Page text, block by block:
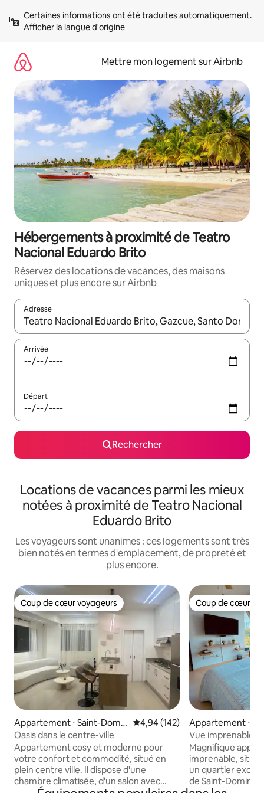
directement
Afficher la langue d'origine
Mettre mon logement sur Airbnb
Hébergements à proximité de Teatro
Nacional Eduardo Brito
Réservez des locations de vacances, des maisons
uniques et plus encore sur Airbnb
Adresse
Lorsque les résultats s'affichent, utilisez les flèches vers le
Arrivée
Départ
Rechercher
Locations de vacances parmi les mieux
notées à proximité de Teatro Nacional
Eduardo Brito
Les voyageurs sont unanimes : ces logements sont très
bien notés en termes d'emplacement, de propreté et
plus encore.
Coup de cœur voyageurs
Coup de cœur voyageurs
Appartement ⋅ Saint-Domin
gue
Évaluation moyenne sur la
4,94 (142)
Oasis dans le centre-ville
Appartement cosy et moderne pour
votre confort et commodité, situé en
plein centre ville. Il dispose d'une
chambre climatisée, d'un salon avec
Coup de cœur
Coup de cœur
Appartement ⋅
gue
Vue imprenable Appartement
confortable avec
Magnifique
imprenable, situé
un quartier
de Saint-Domingue. Maintenant,